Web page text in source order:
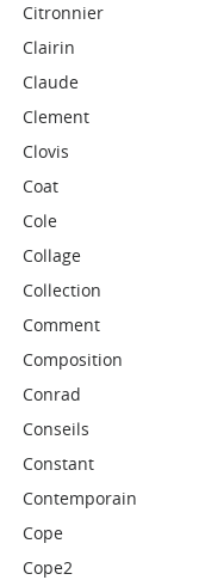
Citronnier
Clairin
Claude
Clement
Clovis
Coat
Cole
Collage
Collection
Comment
Composition
Conrad
Conseils
Constant
Contemporain
Cope
Cope2